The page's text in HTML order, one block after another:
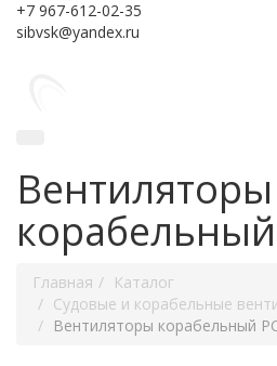
+7 967-612-02-35
sibvsk@yandex.ru
Вентиляторы
Главная
Каталог
Судовые и корабельные
Вентиляторы корабельный